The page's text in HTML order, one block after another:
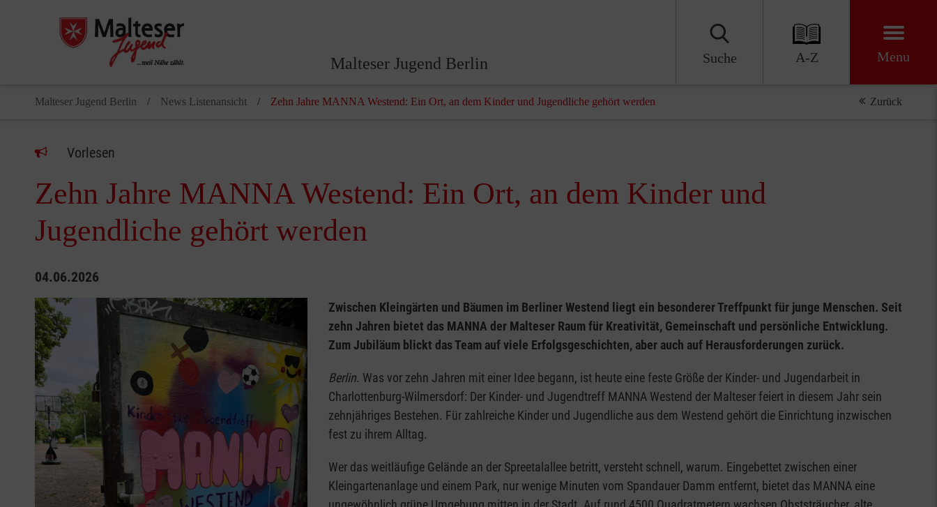
Malteser Jugend Berlin Suche A-Z Menu
Malteser Jugend Berlin News Listenansicht Zehn Jahre MANNA Westend: Ein Ort, an dem Kinder und Jugendliche gehört werden Zurück
Vorlesen
Zehn Jahre MANNA Westend: Ein Ort, an dem Kinder und
Jugendliche gehört werden
04.06.2026
Zwischen Kleingärten und Bäumen im Berliner Westend liegt ein besonderer Treffpunkt für junge Menschen. Seit
zehn Jahren bietet das MANNA der Malteser Raum für Kreativität, Gemeinschaft und persönliche Entwicklung.
Zum Jubiläum blickt das Team auf viele Erfolgsgeschichten, aber auch auf Herausforderungen zurück.
Berlin. Was vor zehn Jahren mit einer Idee begann, ist heute eine feste Größe der Kinder- und Jugendarbeit in
Charlottenburg-Wilmersdorf: Der Kinder- und Jugendtreff MANNA Westend der Malteser feiert in diesem Jahr sein
zehnjähriges Bestehen. Für zahlreiche Kinder und Jugendliche aus dem Westend gehört die Einrichtung inzwischen
fest zu ihrem Alltag.
Wer das weitläufige Gelände an der Spreetalallee betritt, versteht schnell, warum. Eingebettet zwischen einer
Kleingartenanlage und einem Park, nur wenige Minuten vom Spandauer Damm entfernt, bietet das MANNA eine